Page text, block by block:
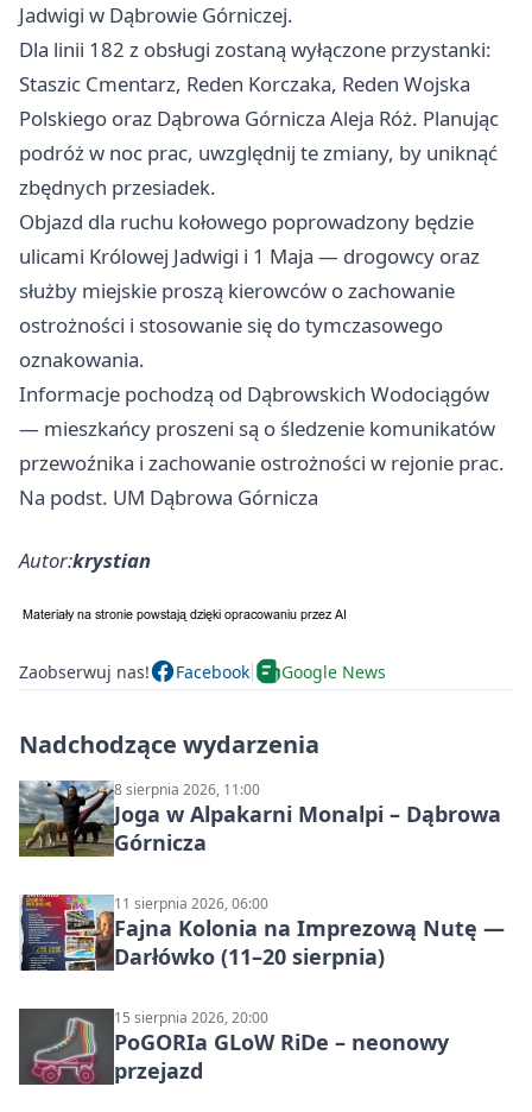
Jadwigi w Dąbrowie Górniczej.
Dla linii 182 z obsługi zostaną wyłączone przystanki:
Staszic Cmentarz, Reden Korczaka, Reden Wojska
Polskiego oraz Dąbrowa Górnicza Aleja Róż. Planując
podróż w noc prac, uwzględnij te zmiany, by uniknąć
zbędnych przesiadek.
Objazd dla ruchu kołowego poprowadzony będzie
ulicami Królowej Jadwigi i 1 Maja — drogowcy oraz
służby miejskie proszą kierowców o zachowanie
ostrożności i stosowanie się do tymczasowego
oznakowania.
Informacje pochodzą od Dąbrowskich Wodociągów
— mieszkańcy proszeni są o śledzenie komunikatów
przewoźnika i zachowanie ostrożności w rejonie prac.
Na podst. UM Dąbrowa Górnicza
Autor:krystian
Zaobserwuj nas! Facebook Google News
Nadchodzące wydarzenia
8 sierpnia 2026, 11:00
Joga w Alpakarni Monalpi – Dąbrowa
Górnicza
11 sierpnia 2026, 06:00
Fajna Kolonia na Imprezową Nutę —
Darłówko (11–20 sierpnia)
15 sierpnia 2026, 20:00
PoGORIa GLoW RiDe – neonowy
przejazd